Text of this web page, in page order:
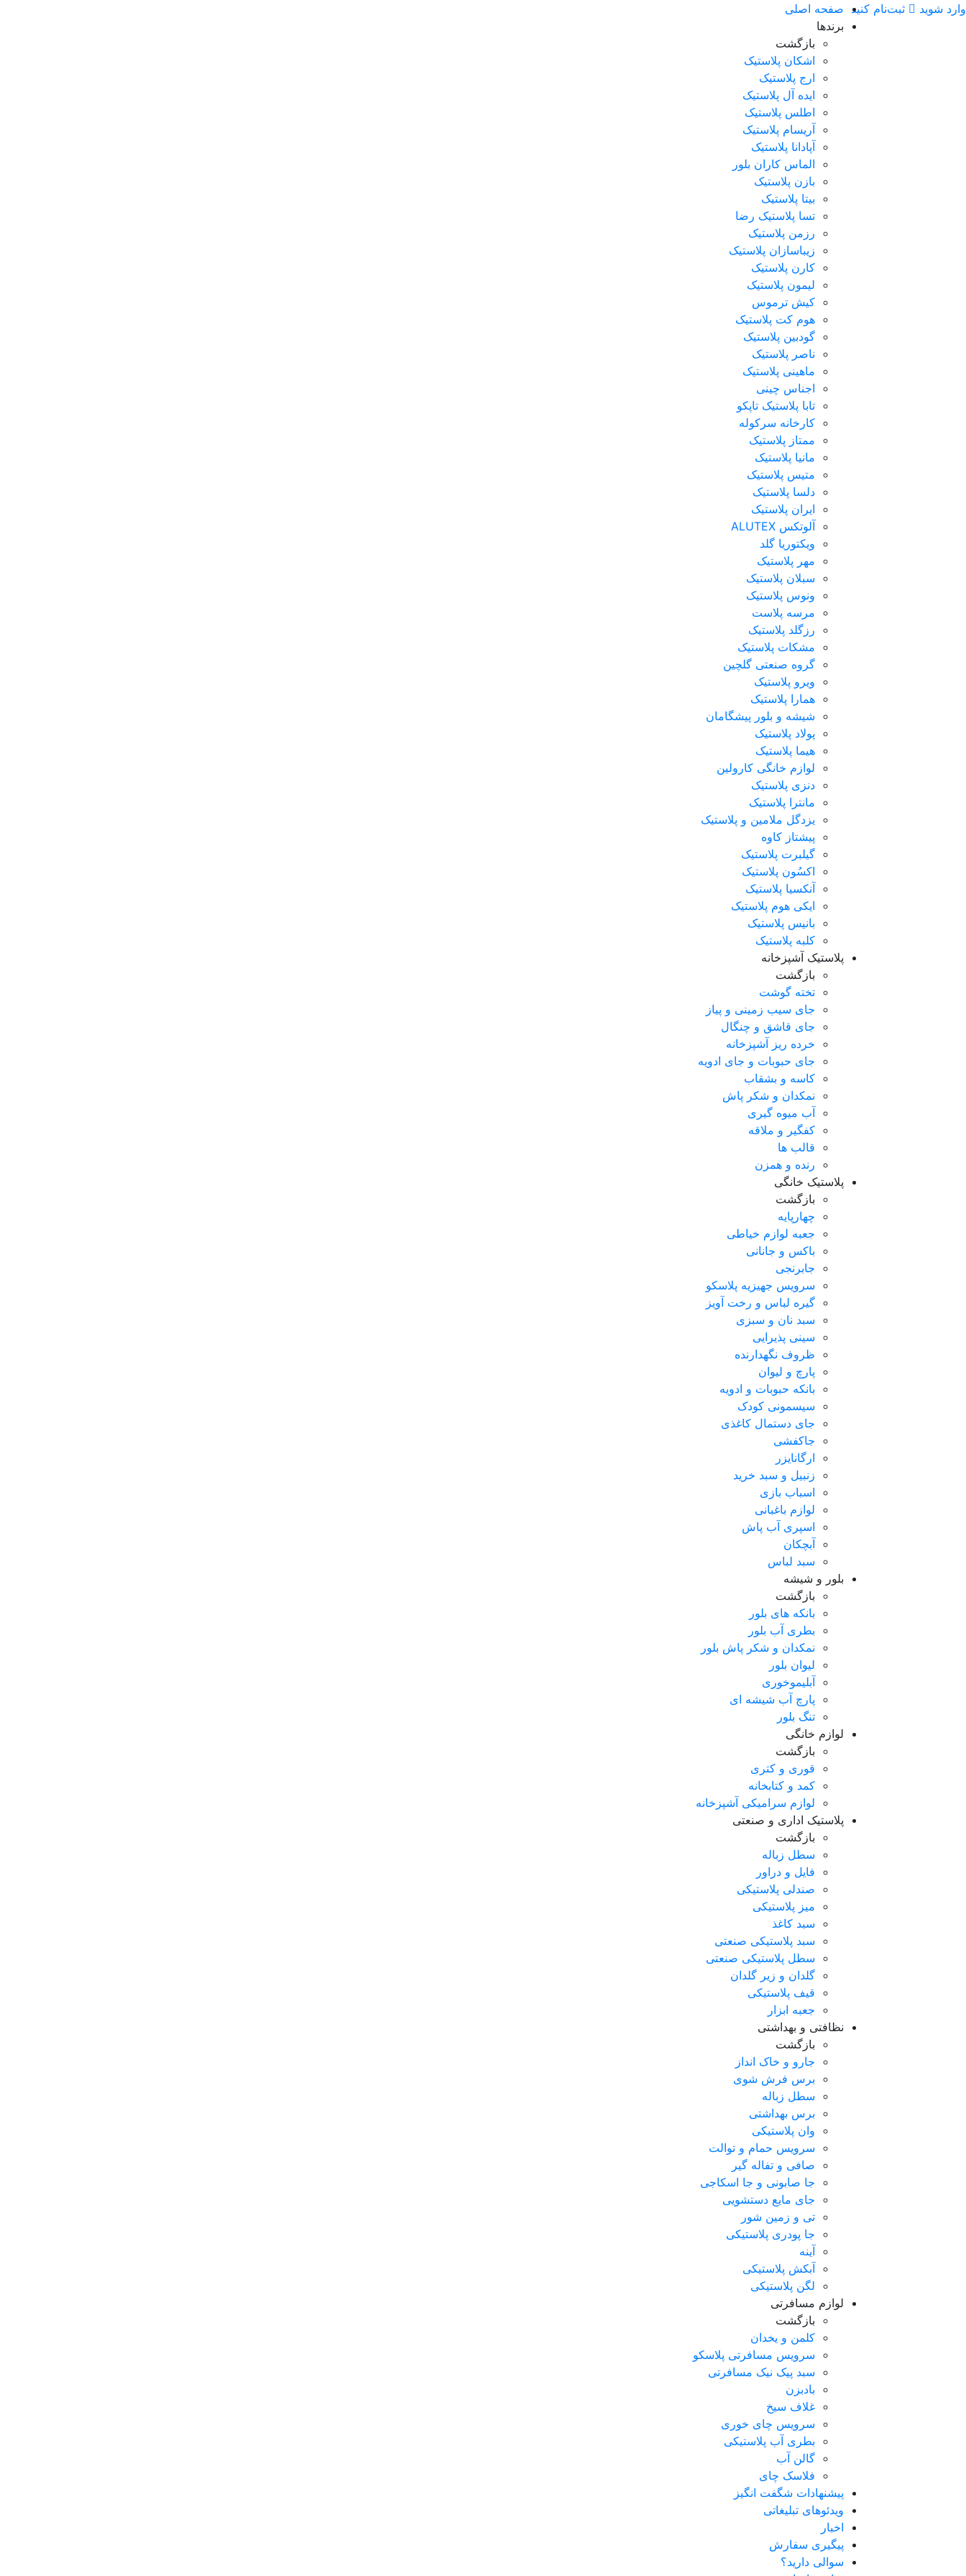
شوید ثبت‌نام کنید صفحه اصلی
برندها
بازگشت
اشکان پلاستیک
ارج پلاستیک
ایده آل پلاستیک
اطلس پلاستیک
آریسام پلاستیک
آپادانا پلاستیک
الماس کاران بلور
بازن پلاستیک
بیتا پلاستیک
تسا پلاستیک رضا
رزمن پلاستیک
زیباسازان پلاستیک
کارن پلاستیک
لیمون پلاستیک
کیش ترموس
هوم کت پلاستیک
گودبین پلاستیک
ناصر پلاستیک
ماهینی پلاستیک
اجناس چینی
تابا پلاستیک تاپکو
کارخانه سرکوله
ممتاز پلاستیک
مانیا پلاستیک
متیس پلاستیک
دلسا پلاستیک
ایران پلاستیک
آلوتکس ALUTEX
ویکتوریا گلد
مهر پلاستیک
سبلان پلاستیک
ونوس پلاستیک
مرسه پلاست
رزگلد پلاستیک
مشکات پلاستیک
گروه صنعتی گلچین
ویرو پلاستیک
همارا پلاستیک
شیشه و بلور پیشگامان
پولاد پلاستیک
هیما پلاستیک
لوازم خانگی کارولین
دنزی پلاستیک
مانترا پلاستیک
یزدگل ملامین و پلاستیک
پیشتاز کاوه
گیلبرت پلاستیک
اکسُون پلاستیک
آنکسیا پلاستیک
ایکی هوم پلاستیک
بانیس پلاستیک
کلبه پلاستیک
پلاستیک آشپزخانه
بازگشت
تخته گوشت
جای سیب زمینی و پیاز
جای قاشق و چنگال
خرده ریز آشپزخانه
جای حبوبات و جای ادویه
کاسه و بشقاب
نمکدان و شکر پاش
آب میوه گیری
کفگیر و ملاقه
قالب ها
رنده و همزن
پلاستیک خانگی
بازگشت
چهارپایه
جعبه لوازم خیاطی
باکس و جانانی
جابرنجی
سرویس جهیزیه پلاسکو
گیره لباس و رخت آویز
سبد نان و سبزی
سینی پذیرایی
ظروف نگهدارنده
پارچ و لیوان
بانکه حبوبات و ادویه
سیسمونی کودک
جای دستمال کاغذی
جاکفشی
ارگانایزر
زنبیل و سبد خرید
اسباب بازی
لوازم باغبانی
اسپری آب پاش
آبچکان
سبد لباس
بلور و شیشه
بازگشت
بانکه های بلور
بطری آب بلور
نمکدان و شکر پاش بلور
لیوان بلور
آبلیموخوری
پارچ آب شیشه ای
تنگ بلور
لوازم خانگی
بازگشت
قوری و کتری
کمد و کتابخانه
لوازم سرامیکی آشپزخانه
پلاستیک اداری و صنعتی
بازگشت
سطل زباله
فایل و دراور
صندلی پلاستیکی
میز پلاستیکی
سبد کاغذ
سبد پلاستیکی صنعتی
سطل پلاستیکی صنعتی
گلدان و زیر گلدان
قیف پلاستیکی
جعبه ابزار
نظافتی و بهداشتی
بازگشت
جارو و خاک انداز
برس فرش شوی
سطل زباله
برس بهداشتی
وان پلاستیکی
سرویس حمام و توالت
صافی و تفاله گیر
جا صابونی و جا اسکاجی
جای مایع دستشویی
تی و زمین شور
جا پودری پلاستیکی
آینه
آبکش پلاستیکی
لگن پلاستیکی
لوازم مسافرتی
بازگشت
کلمن و یخدان
سرویس مسافرتی پلاسکو
سبد پیک نیک مسافرتی
بادبزن
غلاف سیخ
سرویس چای خوری
بطری آب پلاستیکی
گالن آب
فلاسک چای
پیشنهادات شگفت انگیز
ویدئوهای تبلیغاتی
اخبار
پیگیری سفارش
سوالی دارید؟